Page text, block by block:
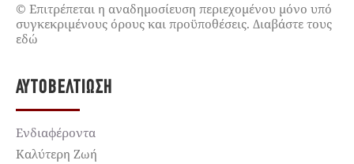
© Επιτρέπεται η αναδημοσίευση περιεχομένου μόνο υπό
συγκεκριμένους όρους και προϋποθέσεις. Διαβάστε τους
εδώ
ΑΥΤΟΒΕΛΤΊΩΣΗ
Ενδιαφέροντα
Καλύτερη Ζωή